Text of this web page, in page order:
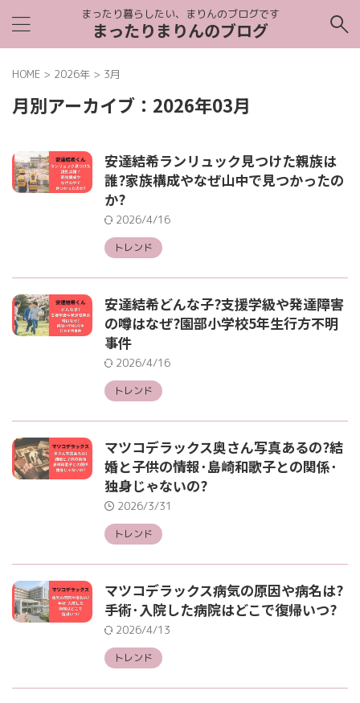
まったり暮らしたい、まりんのブログです
まったりまりんのブログ
HOME > 2026年 > 3月
月別アーカイブ：2026年03月
安達結希ランリュック見つけた親族は
誰?家族構成やなぜ山中で見つかったの
か?
2026/4/16
トレンド
安達結希どんな子?支援学級や発達障害
の噂はなぜ?園部小学校5年生行方不明
事件
2026/4/16
トレンド
マツコデラックス奥さん写真あるの?結
婚と子供の情報･島崎和歌子との関係･
独身じゃないの?
2026/3/31
トレンド
マツコデラックス病気の原因や病名は?
手術･入院した病院はどこで復帰いつ?
2026/4/13
トレンド